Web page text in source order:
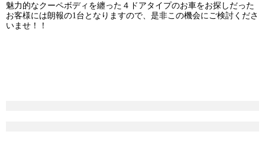
魅力的なクーペボディを纏った４ドアタイプのお車をお探しだった
お客様には朗報の1台となりますので、是非この機会にご検討くださ
いませ！！